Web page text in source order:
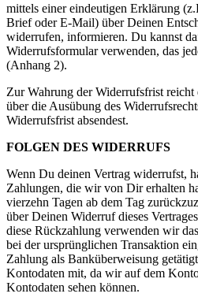
mittels einer eindeutigen Erklärung
Brief oder E-Mail) über Deinen
widerrufen, informieren. Du kannst
Widerrufsformular verwenden, das
(Anhang 2).
Zur Wahrung der Widerrufsfrist
über die Ausübung des
Widerrufsfrist absendest.
FOLGEN DES WIDERRUFS
Wenn Du deinen Vertrag widerrufst,
Zahlungen, die wir von Dir erhalten
vierzehn Tagen ab dem Tag
über Deinen Widerruf dieses
diese Rückzahlung verwenden wir
bei der ursprünglichen Transaktion
Zahlung als Banküberweisung
Kontodaten mit, da wir auf dem
Kontodaten sehen können.